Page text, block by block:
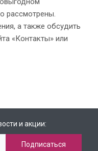
рассмотрены.
а также обсудить
«Контакты» или
и акции: